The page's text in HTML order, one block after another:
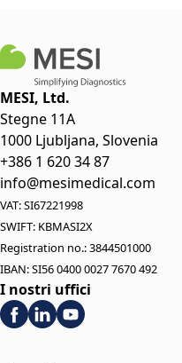
MESI, Ltd.
Stegne 11A
1000 Ljubljana, Slovenia
+386 1 620 34 87
info@mesimedical.com
VAT: SI67221998
SWIFT: KBMASI2X
Registration no.: 3844501000
IBAN: SI56 0400 0027 7670 492
I nostri uffici